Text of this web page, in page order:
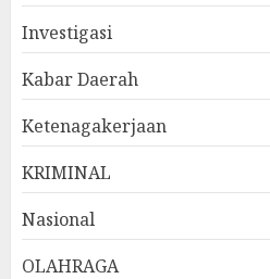
Investigasi
Kabar Daerah
Ketenagakerjaan
KRIMINAL
Nasional
OLAHRAGA